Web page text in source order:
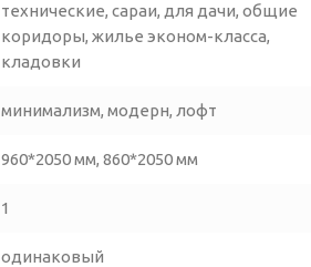
технические, сараи, для дачи, общие
коридоры, жилье эконом-класса,
кладовки
минимализм, модерн, лофт
960*2050 мм, 860*2050 мм
1
одинаковый